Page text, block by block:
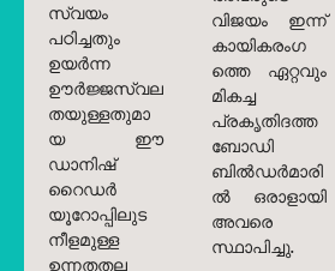
സ്വയം
പഠിച്ചതും
ഉയർന്ന
ഊർജ്ജസ്വല
തയുള്ളതുമാ
യ ഈ
ഡാനിഷ്
റൈഡർ
യൂറോപ്പിലുട
നീളമുള്ള
ഉന്നതതല
വിജയം ഇന്ന്
കായികരംഗ
ത്തെ ഏറ്റവും
മികച്ച
പ്രകൃതിദത്ത
ബോഡി
ബിൽഡർമാരി
ൽ ഒരാളായി
അവരെ
സ്ഥാപിച്ചു.